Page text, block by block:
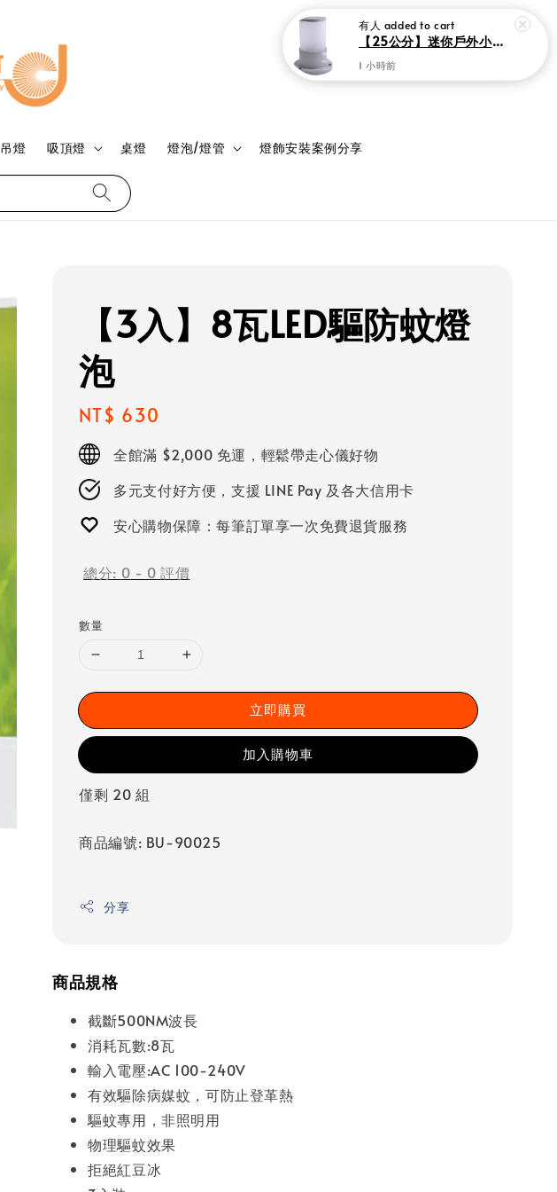
吊燈 吸頂燈 桌燈 燈泡/燈管 燈飾安裝案例分享
登入
【3入】8瓦LED驅防蚊燈
泡
Regular
price
NT$ 630
全館滿 $2,000 免運，輕鬆帶走心儀好物
多元支付好方便，支援 LINE Pay 及各大信用卡
安心購物保障：每筆訂單享一次免費退貨服務
總分: 0 - 0 評價
數量
立即購買
加入購物車
僅剩 20 組
商品編號: BU-90025
分享
商品規格
截斷500NM波長
消耗瓦數:8瓦
輸入電壓:AC 100-240V
有效驅除病媒蚊，可防止登革熱
驅蚊專用，非照明用
物理驅蚊效果
拒絕紅豆冰